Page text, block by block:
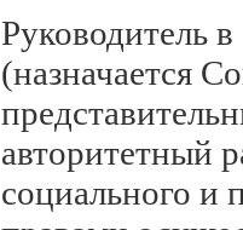
Руководитель
(назначается
авторитетный
социального и